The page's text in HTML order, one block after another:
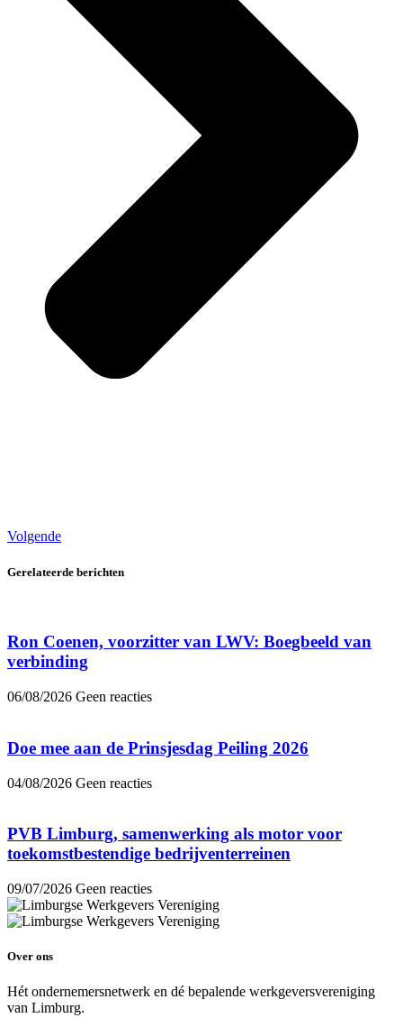
Volgende
Gerelateerde berichten
Ron Coenen, voorzitter van LWV: Boegbeeld van
verbinding
06/08/2026 Geen reacties
Doe mee aan de Prinsjesdag Peiling 2026
04/08/2026 Geen reacties
PVB Limburg, samenwerking als motor voor
toekomstbestendige bedrijventerreinen
09/07/2026 Geen reacties
Over ons
Hét ondernemersnetwerk en dé bepalende werkgeversvereniging
van Limburg.